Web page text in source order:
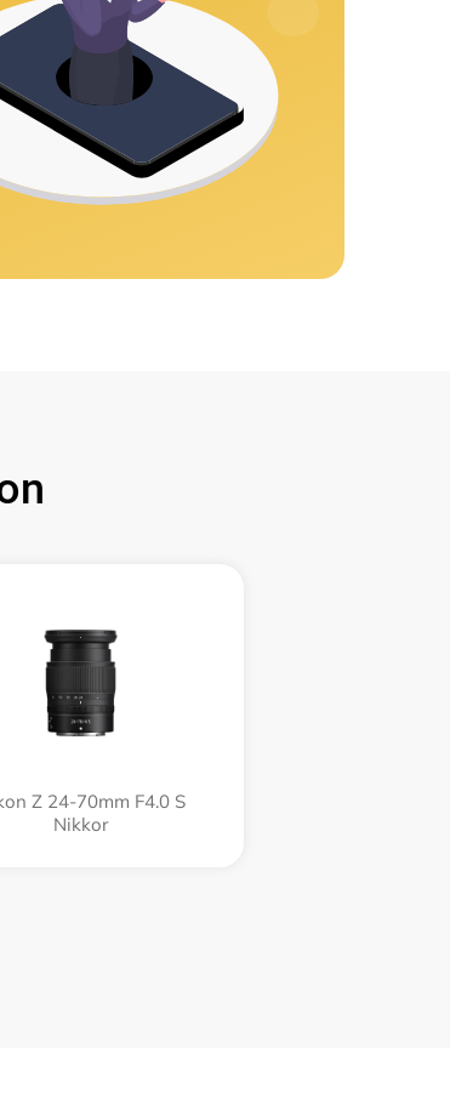
Z 24-70mm F4.0 S
Nikkor